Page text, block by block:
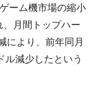
ーム機市場の縮小
月間トップハー
により、前年同月
減少したという